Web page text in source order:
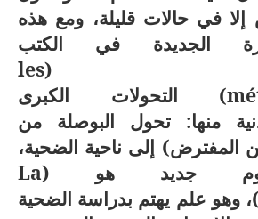
إلا في حالات قليلة، ومع هذه
الجديدة في الكتب
(
les
) التحولات الكبرى
منها: تحول البوصلة من
المفترض) إلى ناحية الضحية،
جديد هو (
La
وهو علم يهتم بدراسة الضحية